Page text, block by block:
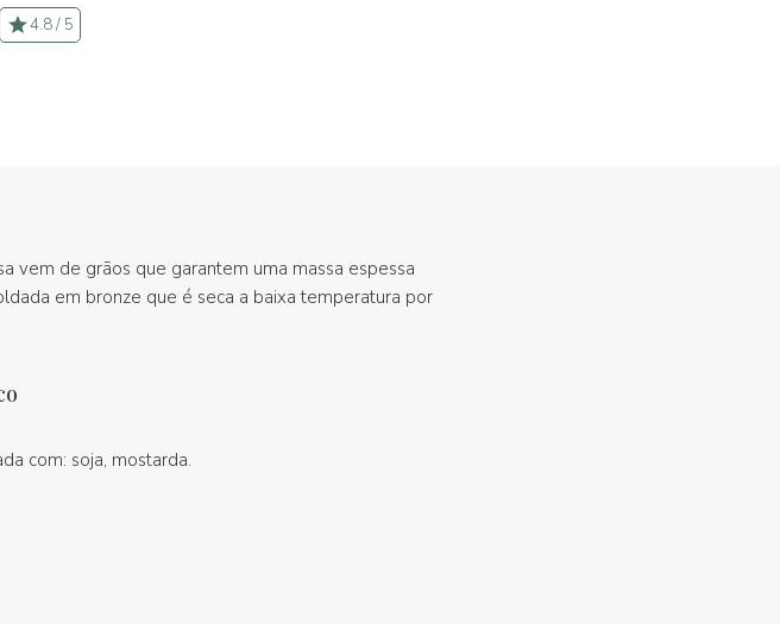
4.8 / 5
vem de grãos que garantem uma massa espessa
em bronze que é seca a baixa temperatura por
com: soja, mostarda.